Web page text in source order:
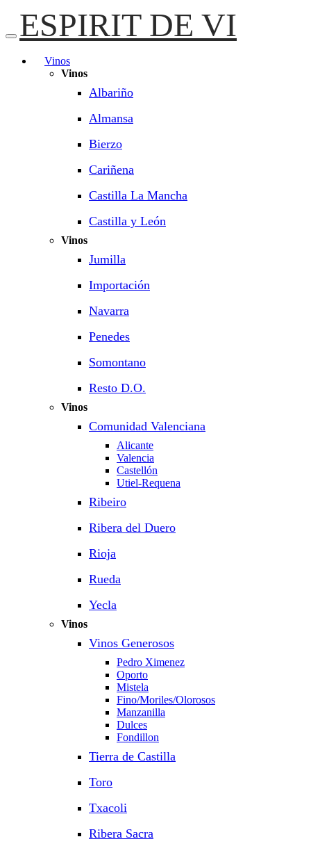
ESPIRIT DE VI
Vinos
Vinos
Albariño
Almansa
Bierzo
Cariñena
Castilla La Mancha
Castilla y León
Vinos
Jumilla
Importación
Navarra
Penedes
Somontano
Resto D.O.
Vinos
Comunidad Valenciana
Alicante
Valencia
Castellón
Utiel-Requena
Ribeiro
Ribera del Duero
Rioja
Rueda
Yecla
Vinos
Vinos Generosos
Pedro Ximenez
Oporto
Mistela
Fino/Moriles/Olorosos
Manzanilla
Dulces
Fondillon
Tierra de Castilla
Toro
Txacoli
Ribera Sacra